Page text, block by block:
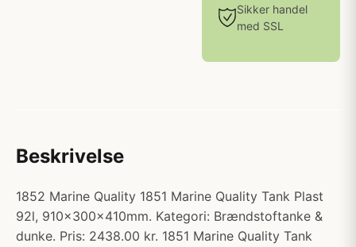
Sikker handel
med SSL
Beskrivelse
1852 Marine Quality 1851 Marine Quality Tank Plast
92l, 910x300x410mm. Kategori: Brændstoftanke &
dunke. Pris: 2438.00 kr. 1851 Marine Quality Tank